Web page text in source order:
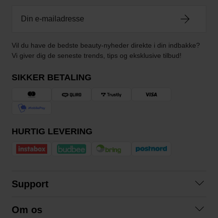
Vil du have de bedste beauty-nyheder direkte i din indbakke?
Vi giver dig de seneste trends, tips og eksklusive tilbud!
SIKKER BETALING
HURTIG LEVERING
Support
Om os